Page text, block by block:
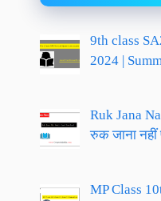
9th class
2024 |
Ruk Jana
रुक जाना
MP Class